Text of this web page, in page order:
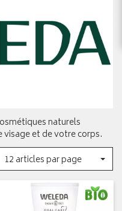
naturels
et de votre corps.
12 articles par page